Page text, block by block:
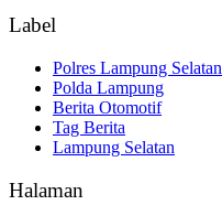
Label
Polres Lampung Selatan
Polda Lampung
Berita Otomotif
Tag Berita
Lampung Selatan
Halaman